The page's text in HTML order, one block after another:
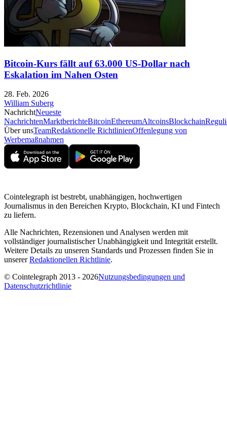
Bitcoin-Kurs fällt auf 63.000 US-Dollar nach
Eskalation im Nahen Osten
28. Feb. 2026
William Suberg
NachrichtNeueste
NachrichtenMarktberichteBitcoinEthereumAltcoinsBlockchain
Über unsTeamRedaktionelle RichtlinienOffenlegung von
Werbemaßnahmen
Cointelegraph ist bestrebt, unabhängigen, hochwertigen
Journalismus in den Bereichen Krypto, Blockchain, KI und Fintech
zu liefern.
Alle Nachrichten, Rezensionen und Analysen werden mit
vollständiger journalistischer Unabhängigkeit und Integrität erstellt.
Weitere Details zu unseren Standards und Prozessen finden Sie in
unsererRedaktionellen Richtlinie.
© Cointelegraph 2013 - 2026Nutzungsbedingungen und
Datenschutzrichtlinie